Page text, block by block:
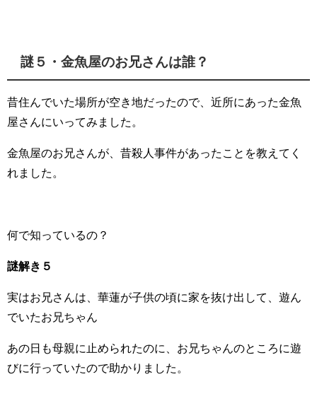
謎５・金魚屋のお兄さんは誰？
昔住んでいた場所が空き地だったので、近所にあった金魚
屋さんにいってみました。
金魚屋のお兄さんが、昔殺人事件があったことを教えてく
れました。
何で知っているの？
謎解き５
実はお兄さんは、華蓮が子供の頃に家を抜け出して、遊ん
でいたお兄ちゃん
あの日も母親に止められたのに、お兄ちゃんのところに遊
びに行っていたので助かりました。